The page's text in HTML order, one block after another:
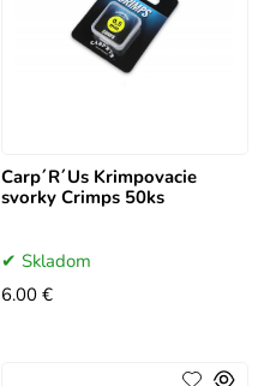
Carp´R´Us Krimpovacie
svorky Crimps 50ks
Skladom
6.00 €